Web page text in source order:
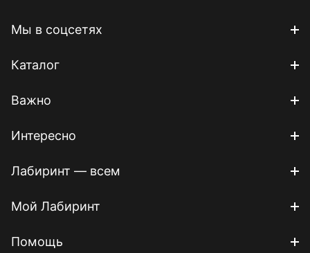
Мы в соцсетях
Каталог
Важно
Интересно
Лабиринт — всем
Мой Лабиринт
Помощь